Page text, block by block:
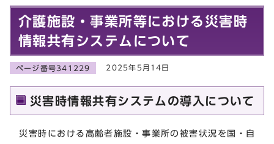
介護施設・事業所等における災害時
情報共有システムについて
ページ番号341229 2025年5月14日
災害時情報共有システムの導入について
災害時における高齢者施設・事業所の被害状況を国・自